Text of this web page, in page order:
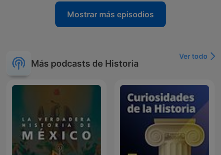
Mostrar más episodios
Más podcasts de Historia
Ver todo